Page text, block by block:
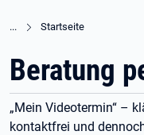
Startseite
Beratung
„Mein Videotermin“ –
kontaktfrei und